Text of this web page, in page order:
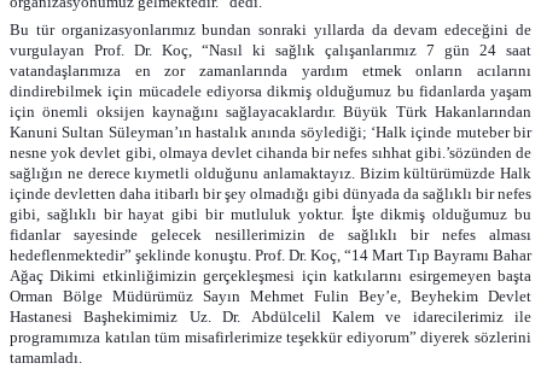
Bu tür organizasyonlarımız bundan sonraki yıllarda da devam edeceğini de
vurgulayan Prof. Dr. Koç, “Nasıl ki sağlık çalışanlarımız 7 gün 24 saat
vatandaşlarımıza en zor zamanlarında yardım etmek onların acılarını
dindirebilmek için mücadele ediyorsa dikmiş olduğumuz bu fidanlarda yaşam
için önemli oksijen kaynağını sağlayacaklardır. Büyük Türk Hakanlarından
Kanuni Sultan Süleyman’ın hastalık anında söylediği; ‘Halk içinde muteber bir
nesne yok devlet gibi, olmaya devlet cihanda bir nefes sıhhat gibi.’sözünden de
sağlığın ne derece kıymetli olduğunu anlamaktayız. Bizim kültürümüzde Halk
içinde devletten daha itibarlı bir şey olmadığı gibi dünyada da sağlıklı bir nefes
gibi, sağlıklı bir hayat gibi bir mutluluk yoktur. İşte dikmiş olduğumuz bu
fidanlar sayesinde gelecek nesillerimizin de sağlıklı bir nefes alması
hedeflenmektedir” şeklinde konuştu. Prof. Dr. Koç, “14 Mart Tıp Bayramı Bahar
Ağaç Dikimi etkinliğimizin gerçekleşmesi için katkılarını esirgemeyen başta
Orman Bölge Müdürümüz Sayın Mehmet Fulin Bey’e, Beyhekim Devlet
Hastanesi Başhekimimiz Uz. Dr. Abdülcelil Kalem ve idarecilerimiz ile
programımıza katılan tüm misafirlerimize teşekkür ediyorum” diyerek sözlerini
tamamladı.